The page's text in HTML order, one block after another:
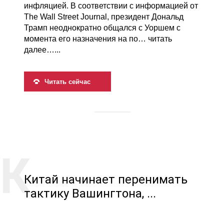
инфляцией. В соответствии с информацией от
The Wall Street Journal, президент Дональд
Трамп неоднократно общался с Уоршем с
момента его назначения на по… читать
далее…...
Читать сейчас
Китай начинает перенимать
тактику Вашингтона, ...